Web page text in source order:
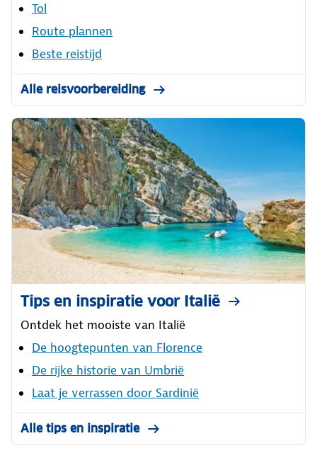
Tol
Route plannen
Beste reistijd
Alle reisvoorbereiding
Tips en inspiratie voor Italië
Ontdek het mooiste van Italië
De hoogtepunten van Florence
De rijke historie van Umbrië
Laat je verrassen door Sardinië
Alle tips en inspiratie